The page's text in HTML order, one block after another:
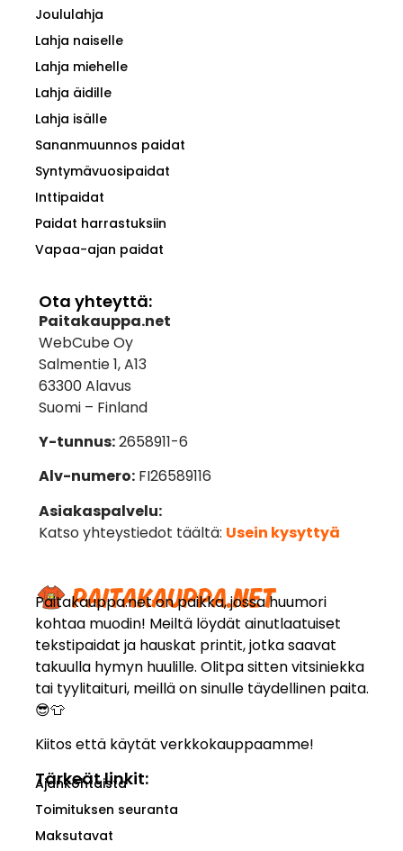
Paitakauppa.net on paikka, jossa huumori
kohtaa muodin! Meiltä löydät ainutlaatuiset
tekstipaidat ja hauskat printit, jotka saavat
takuulla hymyn huulille. Olitpa sitten vitsiniekka
tai tyylitaituri, meillä on sinulle täydellinen paita.
😎👕
Kiitos että käytät verkkokauppaamme!
Tärkeät linkit:
Ajankohtaista
Toimituksen seuranta
Maksutavat
Joululahja
Lahja naiselle
Lahja miehelle
Lahja äidille
Lahja isälle
Sananmuunnos paidat
Syntymävuosipaidat
Inttipaidat
Paidat harrastuksiin
Vapaa-ajan paidat
Ota yhteyttä:
Paitakauppa.net
WebCube Oy
Salmentie 1, A13
63300 Alavus
Suomi – Finland
Y-tunnus:2658911-6
Alv-numero:FI26589116
Asiakaspalvelu:
Katso yhteystiedot täältä: Usein kysyttyä